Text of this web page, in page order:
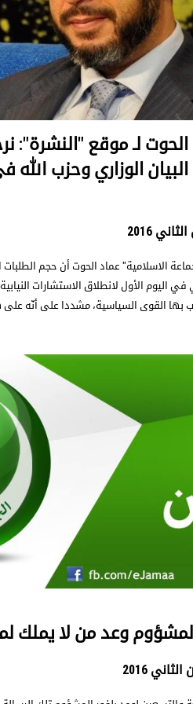
الحوت لـ موقع "النشرة":
الوزاري وحزب الله
الاسلامية" عماد الحوت أن حجم
في اليوم الأول لانطلاق الاستشارات
بها القوى السياسية، مشددا على أنّه
وعد من لا يملك